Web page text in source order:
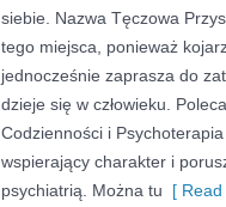
siebie. Nazwa Tęczowa
tego miejsca, ponieważ
jednocześnie zaprasza do
dzieje się w człowieku.
Codzienności i
wspierający charakter i
psychiatrią. Można tu [